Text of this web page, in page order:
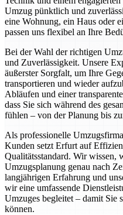
Umzug pünktlich und
eine Wohnung, ein Haus oder
passen uns flexibel an Ihre
Bei der Wahl der richtigen
und Zuverlässigkeit. Unsere
äußerster Sorgfalt, um Ihre
transportieren und wieder
Abläufen und einer
dass Sie sich während des
fühlen – von der Planung bis
Als professionelle
Kunden setzt Erfurt auf
Qualitätsstandard. Wir wissen,
Umzugsplanung genau nach
langjährigen Erfahrung und
wir eine umfassende
Umzuges begleitet – damit Sie
können.